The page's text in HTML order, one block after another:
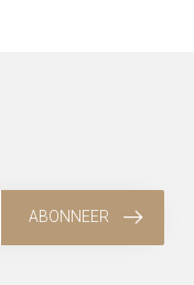
ABONNEER